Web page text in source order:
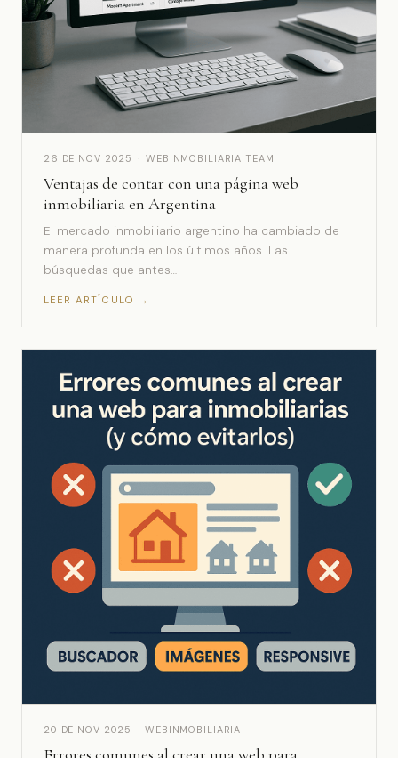
26 DE NOV 2025 WEBINMOBILIARIA TEAM
Ventajas de contar con una página web
inmobiliaria en Argentina
El mercado inmobiliario argentino ha cambiado de
manera profunda en los últimos años. Las
búsquedas que antes…
LEER ARTÍCULO →
20 DE NOV 2025 WEBINMOBILIARIA